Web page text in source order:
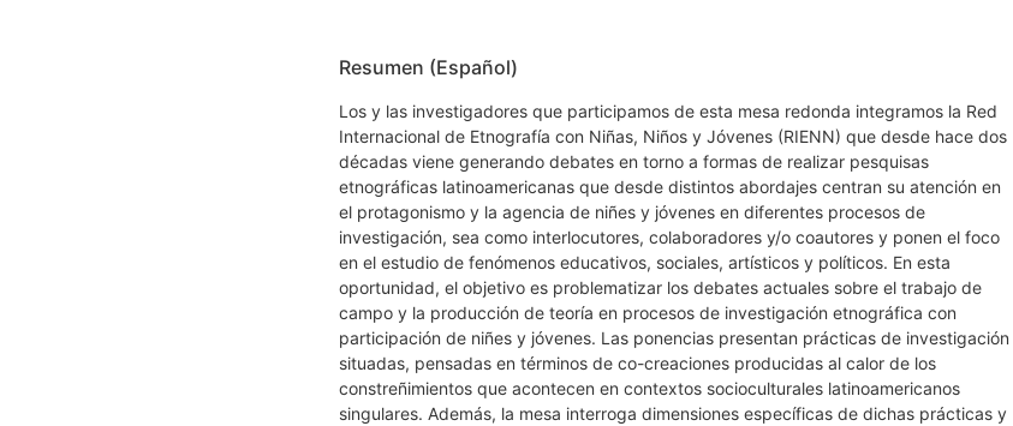
Resumen (Español)
Los y las investigadores que participamos de esta mesa redonda integramos la Red
Internacional de Etnografía con Niñas, Niños y Jóvenes (RIENN) que desde hace dos
décadas viene generando debates en torno a formas de realizar pesquisas
etnográficas latinoamericanas que desde distintos abordajes centran su atención en
el protagonismo y la agencia de niñes y jóvenes en diferentes procesos de
investigación, sea como interlocutores, colaboradores y/o coautores y ponen el foco
en el estudio de fenómenos educativos, sociales, artísticos y políticos. En esta
oportunidad, el objetivo es problematizar los debates actuales sobre el trabajo de
campo y la producción de teoría en procesos de investigación etnográfica con
participación de niñes y jóvenes. Las ponencias presentan prácticas de investigación
situadas, pensadas en términos de co-creaciones producidas al calor de los
constreñimientos que acontecen en contextos socioculturales latinoamericanos
singulares. Además, la mesa interroga dimensiones específicas de dichas prácticas y